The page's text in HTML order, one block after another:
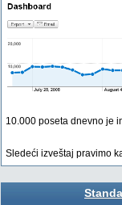
10.000 poseta dnevno je
Sledeći izveštaj pravimo